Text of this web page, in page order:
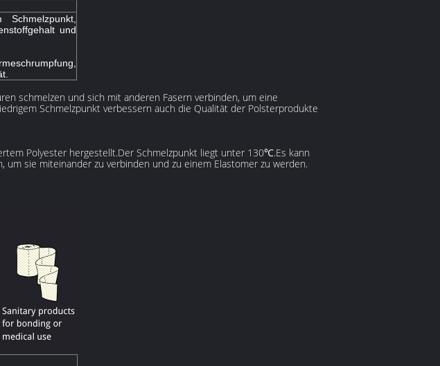
und
schmelzen und sich mit anderen Fasern verbinden, um eine
Schmelzpunkt verbessern auch die Qualität der Polsterprodukte
Polyester hergestellt.Der Schmelzpunkt liegt unter 130℃.Es kann
sie miteinander zu verbinden und zu einem Elastomer zu werden.